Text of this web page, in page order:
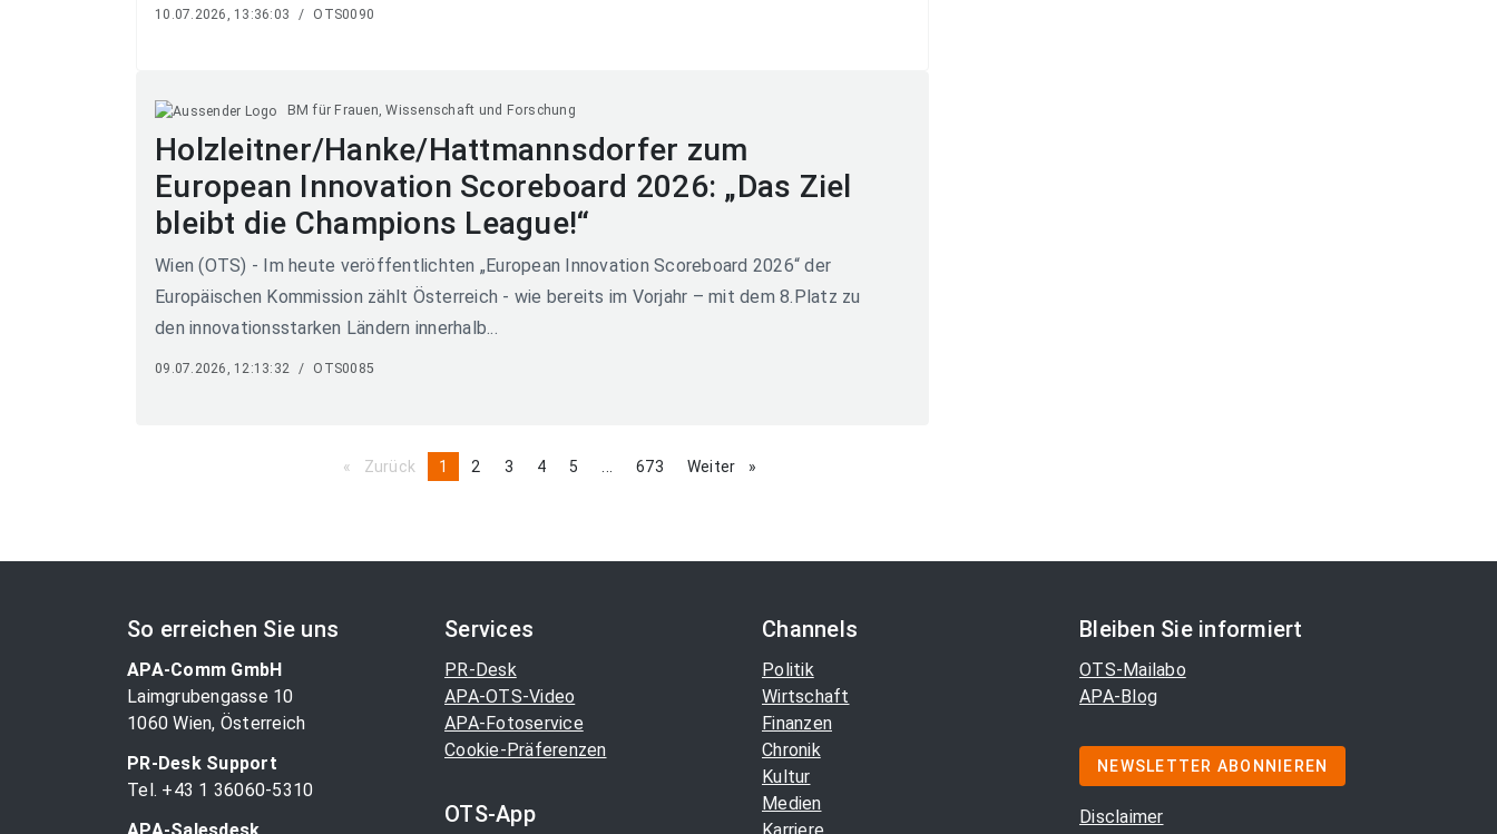
10.07.2026, 13:36:03 / OTS0090
BM für Frauen, Wissenschaft und Forschung
Holzleitner/Hanke/Hattmannsdorfer zum
European Innovation Scoreboard 2026: „Das Ziel
bleibt die Champions League!“
Wien (OTS) - Im heute veröffentlichten „European Innovation Scoreboard 2026“ der
Europäischen Kommission zählt Österreich - wie bereits im Vorjahr – mit dem 8.Platz zu
den innovationsstarken Ländern innerhalb...
09.07.2026, 12:13:32 / OTS0085
Zurück pageYou're
1 page
2 page
3 page
4 page
5 pagepage
673 Weiter page
So erreichen Sie uns
APA-Comm GmbH
Laimgrubengasse 10
1060 Wien, Österreich
PR-Desk Support
Tel. +43 1 36060-5310
Services
PR-Desk
APA-OTS-Video
APA-Fotoservice
Cookie-Präferenzen
OTS-App
Channels
Politik
Wirtschaft
Finanzen
Chronik
Kultur
Medien
Bleiben Sie informiert
OTS-Mailabo
APA-Blog
NEWSLETTER ABONNIEREN
Disclaimer